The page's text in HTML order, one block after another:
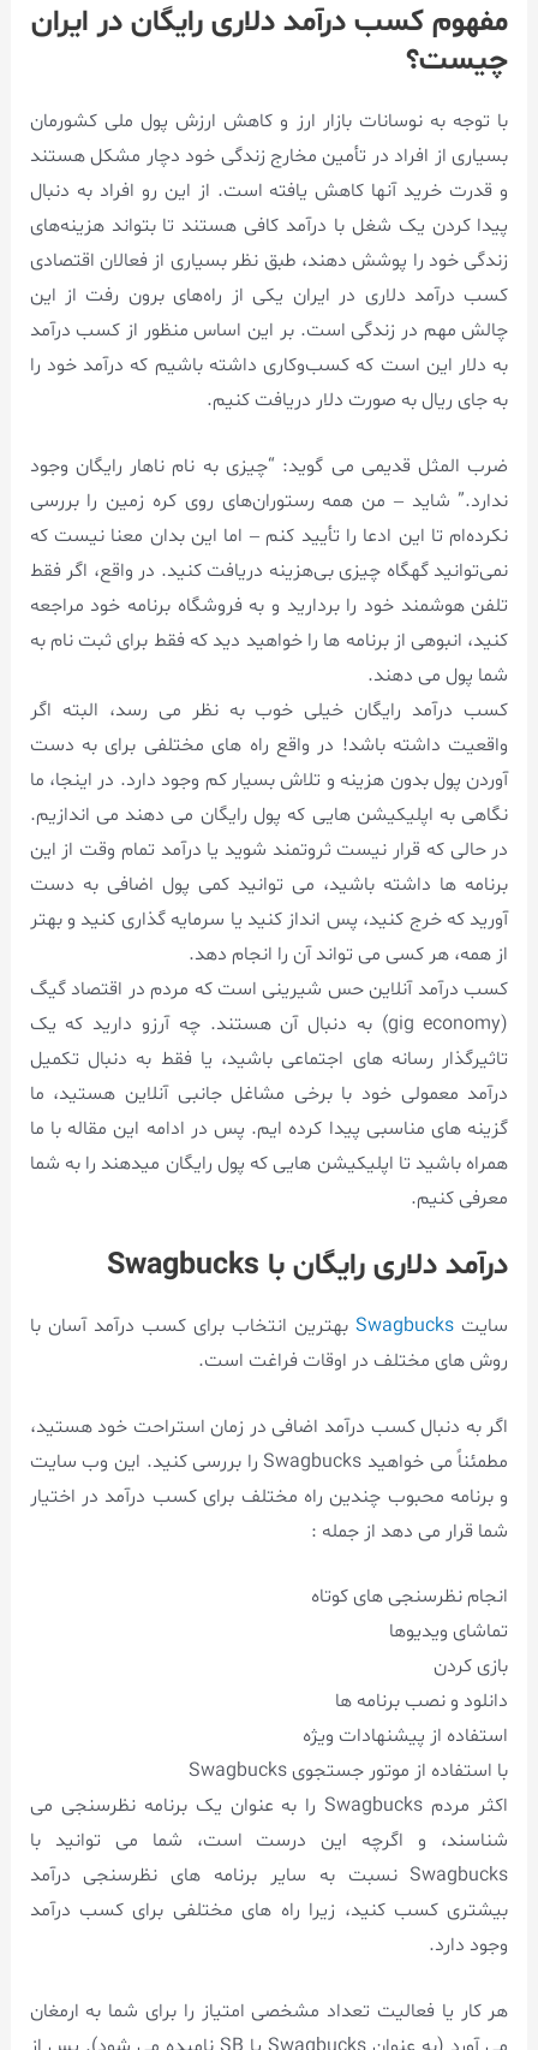
مفهوم کسب درآمد دلاری رایگان در ایران
چیست؟
با توجه به نوسانات بازار ارز و کاهش ارزش پول ملی کشورمان
بسیاری از افراد در تأمین مخارج زندگی خود دچار مشکل هستند
و قدرت خرید آنها کاهش یافته است. از این رو افراد به دنبال
پیدا کردن یک شغل با درآمد کافی هستند تا بتواند هزینه‌های
زندگی خود را پوشش دهند، طبق نظر بسیاری از فعالان اقتصادی
کسب درآمد دلاری در ایران یکی از راه‌های برون رفت از این
چالش‌ مهم در زندگی است. بر این اساس منظور از کسب درآمد
به دلار این است که کسب‌وکاری داشته باشیم که درآمد خود را
به جای ریال به صورت دلار دریافت کنیم.
ضرب المثل قدیمی می گوید: “چیزی به نام ناهار رایگان وجود
ندارد.” شاید – من همه رستوران‌های روی کره زمین را بررسی
نکرده‌ام تا این ادعا را تأیید کنم – اما این بدان معنا نیست که
نمی‌توانید گهگاه چیزی بی‌هزینه دریافت کنید. در واقع، اگر فقط
تلفن هوشمند خود را بردارید و به فروشگاه برنامه خود مراجعه
کنید، انبوهی از برنامه ها را خواهید دید که فقط برای ثبت نام به
شما پول می دهند.
کسب درآمد رایگان خیلی خوب به نظر می رسد، البته اگر
واقعیت داشته باشد! در واقع راه های مختلفی برای به دست
آوردن پول بدون هزینه و تلاش بسیار کم وجود دارد. در اینجا، ما
نگاهی به اپلیکیشن هایی که پول رایگان می دهند می اندازیم.
در حالی که قرار نیست ثروتمند شوید یا درآمد تمام وقت از این
برنامه ها داشته باشید، می توانید کمی پول اضافی به دست
آورید که خرج کنید، پس انداز کنید یا سرمایه گذاری کنید و بهتر
از همه، هر کسی می تواند آن را انجام دهد.
کسب درآمد آنلاین حس شیرینی است که مردم در اقتصاد گیگ
(gig economy) به دنبال آن هستند. چه آرزو دارید که یک
تاثیرگذار رسانه های اجتماعی باشید، یا فقط به دنبال تکمیل
درآمد معمولی خود با برخی مشاغل جانبی آنلاین هستید، ما
گزینه های مناسبی پیدا کرده ایم. پس در ادامه این مقاله با ما
همراه باشید تا اپلیکیشن هایی که پول رایگان میدهند را به شما
معرفی کنیم.
درآمد دلاری رایگان با Swagbucks
سایت Swagbucksبهترین انتخاب برای کسب درآمد آسان با
روش های مختلف در اوقات فراغت است.
اگر به دنبال کسب درآمد اضافی در زمان استراحت خود هستید،
مطمئناً می خواهید Swagbucks را بررسی کنید. این وب سایت
و برنامه محبوب چندین راه مختلف برای کسب درآمد در اختیار
شما قرار می دهد از جمله :
انجام نظرسنجی های کوتاه
تماشای ویدیوها
بازی کردن
دانلود و نصب برنامه ها
استفاده از پیشنهادات ویژه
با استفاده از موتور جستجوی Swagbucks
اکثر مردم Swagbucks را به عنوان یک برنامه نظرسنجی می
شناسند، و اگرچه این درست است، شما می توانید با
Swagbucks نسبت به سایر برنامه های نظرسنجی درآمد
بیشتری کسب کنید، زیرا راه های مختلفی برای کسب درآمد
وجود دارد.
هر کار یا فعالیت تعداد مشخصی امتیاز را برای شما به ارمغان